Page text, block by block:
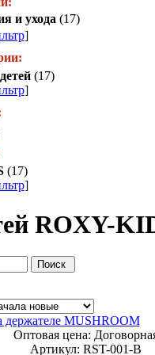
и ухода (17)
]
(17)
]
(17)
]
ROXY-
держателе MUSHROOM
Оптовая цена:
Артикул: RST-001-B